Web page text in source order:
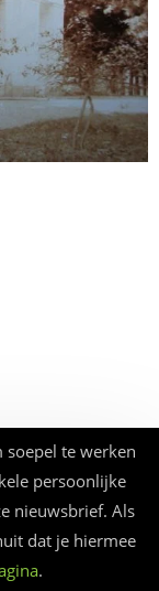
soepel te werken
persoonlijke
nieuwsbrief. Als
dat je hiermee
.